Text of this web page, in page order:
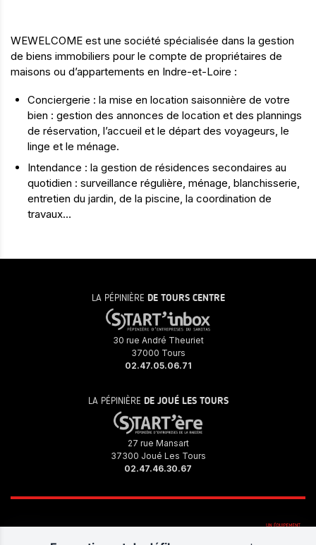
WEWELCOME est une société spécialisée dans la gestion
de biens immobiliers pour le compte de propriétaires de
maisons ou d’appartements en Indre-et-Loire :
Conciergerie : la mise en location saisonnière de votre
bien : gestion des annonces de location et des plannings
de réservation, l’accueil et le départ des voyageurs, le
linge et le ménage.
Intendance : la gestion de résidences secondaires au
quotidien : surveillance régulière, ménage, blanchisserie,
entretien du jardin, de la piscine, la coordination de
travaux…
LA PÉPINIÈRE DE TOURS CENTRE
30 rue André Theuriet
37000 Tours
02.47.05.06.71
LA PÉPINIÈRE DE JOUÉ LES TOURS
27 rue Mansart
37300 Joué Les Tours
02.47.46.30.67